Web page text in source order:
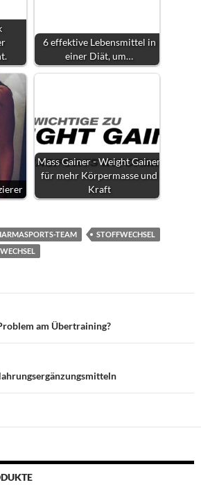
6 effektive Lebensmittel in
einer Diät, um…
Mass Gainer - Weight Gainer
für mehr Körpermasse und
Kraft
TEAM
STOFFWECHSEL
am Übertraining?